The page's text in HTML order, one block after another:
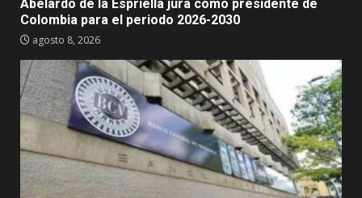
Abelardo de la Espriella jura como presidente de
Colombia para el periodo 2026-2030
agosto 8, 2026